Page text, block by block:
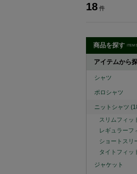
18 件
商品を探す ITEM
アイテムから
シャツ
ポロシャツ
ニットシャツ
スリムフィッ
レギュラーフ
ショートスリ
タイトフィッ
ジャケット